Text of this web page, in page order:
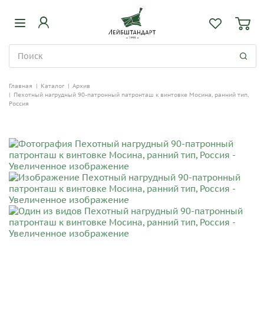
Главная | Каталог | Архив
| Пехотный нагрудный 90-патронный патронташ к винтовке Мосина, ранний тип,
Россия